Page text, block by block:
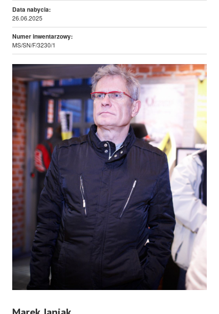
Data nabycia:
26.06.2025
Numer inwentarzowy:
MS/SN/F/3230/1